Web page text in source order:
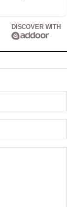
DISCOVER WITH